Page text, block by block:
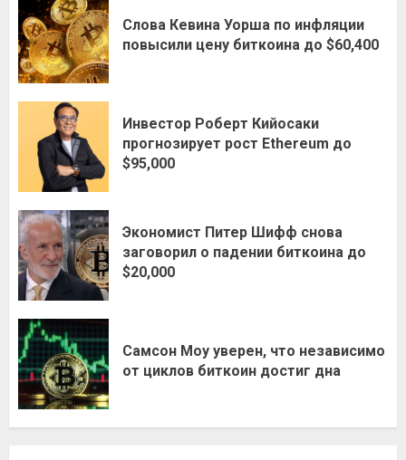
Слова Кевина Уорша по инфляции
повысили цену биткоина до $60,400
Инвестор Роберт Кийосаки
прогнозирует рост Ethereum до
$95,000
Экономист Питер Шифф снова
заговорил о падении биткоина до
$20,000
Самсон Моу уверен, что независимо
от циклов биткоин достиг дна